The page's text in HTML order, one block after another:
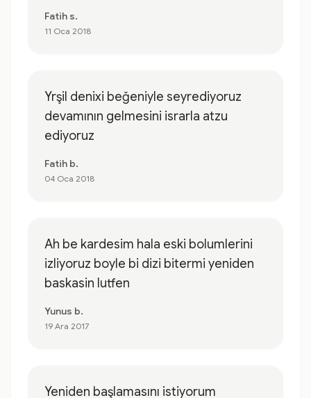
Fatih s.
11 Oca 2018
Yrşil denixi beğeniyle seyrediyoruz
devamının gelmesini israrla atzu
ediyoruz
Fatih b.
04 Oca 2018
Ah be kardesim hala eski bolumlerini
izliyoruz boyle bi dizi bitermi yeniden
baskasin lutfen
Yunus b.
19 Ara 2017
Yeniden başlamasını istiyorum